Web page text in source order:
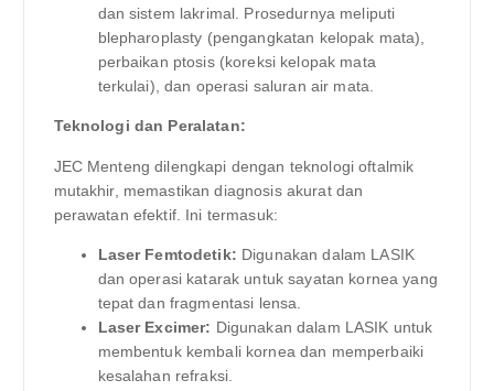
dan sistem lakrimal. Prosedurnya meliputi
blepharoplasty (pengangkatan kelopak mata),
perbaikan ptosis (koreksi kelopak mata
terkulai), dan operasi saluran air mata.
Teknologi dan Peralatan:
JEC Menteng dilengkapi dengan teknologi oftalmik
mutakhir, memastikan diagnosis akurat dan
perawatan efektif. Ini termasuk:
Laser Femtodetik: Digunakan dalam LASIK
dan operasi katarak untuk sayatan kornea yang
tepat dan fragmentasi lensa.
Laser Excimer: Digunakan dalam LASIK untuk
membentuk kembali kornea dan memperbaiki
kesalahan refraksi.